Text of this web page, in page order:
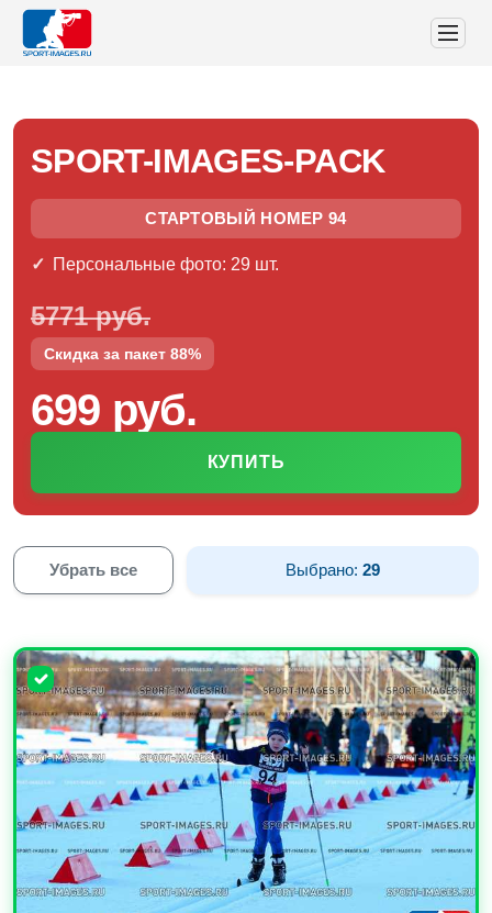
SPORT-IMAGES-PACK
СТАРТОВЫЙ НОМЕР 94
Персональные фото: 29 шт.
5771 руб.
Скидка за пакет 88%
699 руб.
КУПИТЬ
Убрать все Выбрано:29